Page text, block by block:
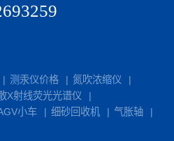
测汞仪价格
氮吹浓缩仪
X射线荧光光谱仪
小车 细砂回收机
气胀轴